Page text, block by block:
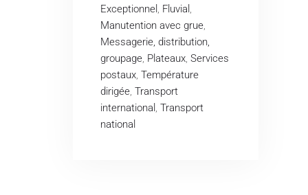
Exceptionnel , Fluvial ,
Manutention avec grue,
Messagerie, distribution,
groupage, Plateaux, Services
postaux, Température
dirigée, Transport
international , Transport
national